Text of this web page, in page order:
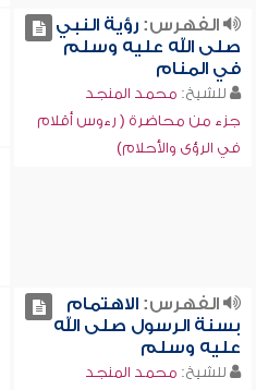
الفهرس:رؤية النبي
صلى الله عليه وسلم
في المنام
للشيخ: محمد المنجد
جزء من محاضرة ( رءوس أقلام
في الرؤى والأحلام)
الفهرس:الاهتمام
بسنة الرسول صلى الله
عليه وسلم
للشيخ: محمد المنجد